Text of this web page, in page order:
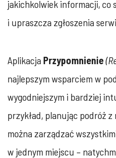
jakichkolwiek informacji, co
i upraszcza zgłoszenia
Aplikacja Przypomnienie
najlepszym wsparciem w
wygodniejszym i bardziej
przykład, planując podróż
można zarządzać
w jednym miejscu –